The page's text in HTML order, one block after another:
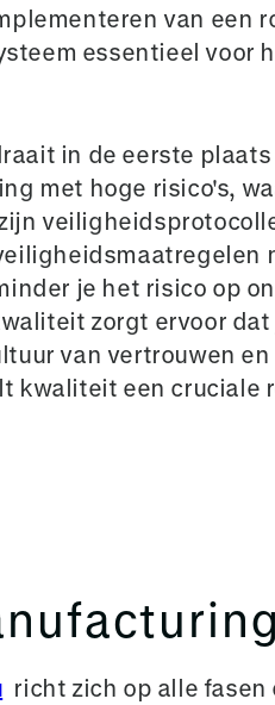
van een
essentieel voor
in de eerste
met hoge risico's,
je het risico op
zorgt ervoor
van vertrouwen
kwaliteit een cruciale
richt zich op alle